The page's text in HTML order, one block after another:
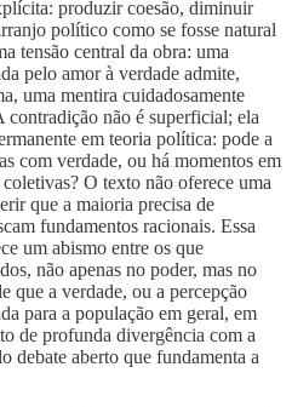
produzir coesão, diminuir
político como se fosse natural
tensão central da obra: uma
pelo amor à verdade admite,
uma mentira cuidadosamente
contradição não é superficial; ela
em teoria política: pode a
com verdade, ou há momentos em
O texto não oferece uma
que a maioria precisa de
fundamentos racionais. Essa
um abismo entre os que
não apenas no poder, mas no
que a verdade, ou a percepção
para a população em geral, em
de profunda divergência com a
debate aberto que fundamenta a